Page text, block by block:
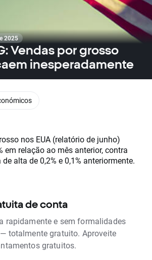
2025
Vendas por grosso
inesperadamente
nos EUA (relatório de junho)
em relação ao mês anterior, contra
alta de 0,2% e 0,1% anteriormente.
de conta
rapidamente e sem formalidades
totalmente gratuito. Aproveite
gratuitos.